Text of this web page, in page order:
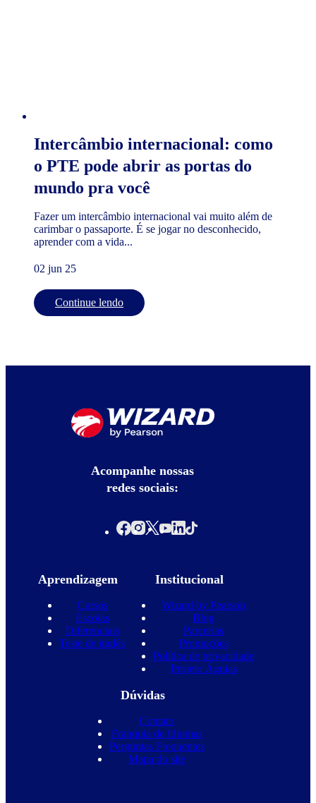
Intercâmbio internacional: como
o PTE pode abrir as portas do
mundo pra você
Fazer um intercâmbio internacional vai muito além de
carimbar o passaporte. É se jogar no desconhecido,
aprender com a vida...
02 jun 25
Continue lendo
Acompanhe nossas
redes sociais:
Aprendizagem
Cursos
Escolas
Diferenciais
Teste de inglês
Institucional
Wizard by Pearson
Blog
Parcerias
Promoções
Política de privacidade
Projeto Águias
Dúvidas
Contato
Franquia de Idiomas
Perguntas Frequentes
Mapa do site